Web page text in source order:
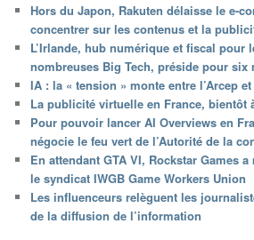
Hors du Japon, Rakuten délaisse le e-
concentrer sur les contenus et la
L’Irlande, hub numérique et fiscal pour
nombreuses Big Tech, préside pour six
IA : la « tension » monte entre l’Arcep et
La publicité virtuelle en France, bientôt
Pour pouvoir lancer AI Overviews en
négocie le feu vert de l’Autorité de la
En attendant GTA VI, Rockstar Games
le syndicat IWGB Game Workers Union
Les influenceurs relèguent les
de la diffusion de l’information